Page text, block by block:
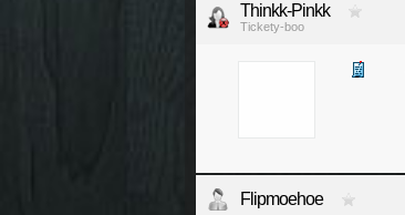
Thinkk-Pinkk
Tickety-boo
Flipmoehoe